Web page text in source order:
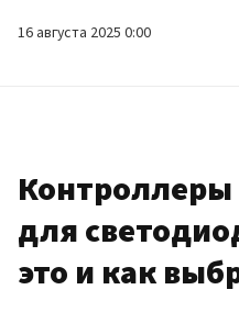
16 августа 2025 0:00
для
это и как